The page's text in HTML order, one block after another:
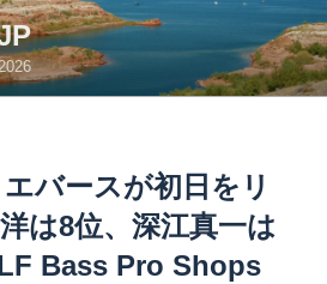
バースが初日をリ
は8位、深江真一は
Bass Pro Shops